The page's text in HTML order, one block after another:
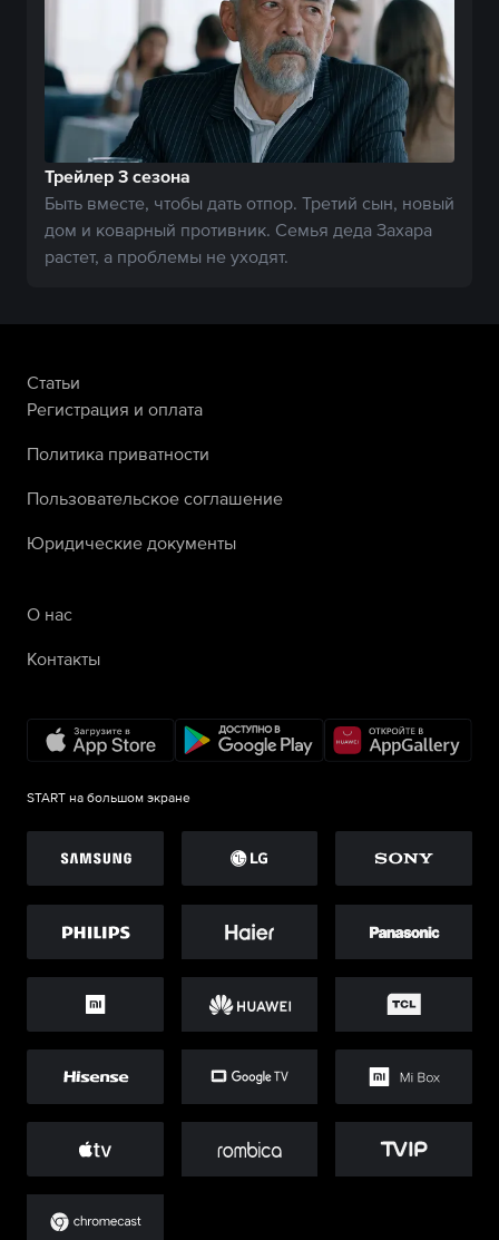
Трейлер 3 сезона
Быть вместе, чтобы дать отпор. Третий сын, новый
дом и коварный противник. Семья деда Захара
растет, а проблемы не уходят.
Статьи
Регистрация и оплата
Политика приватности
Пользовательское соглашение
Юридические документы
О нас
Контакты
START на большом экране